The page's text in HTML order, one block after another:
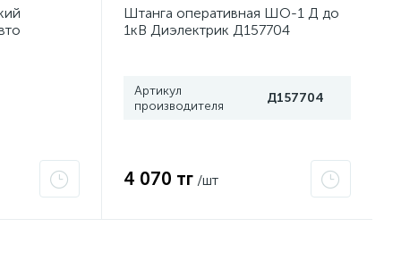
Штанга оперативная ШО-1 Д до
1кВ Диэлектрик Д157704
Артикул
производителя
Д157704
4 070 тг /шт